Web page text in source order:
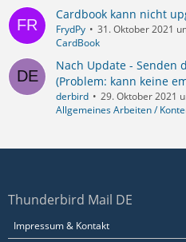
Cardbook kann nicht
FrydPy
31. Oktober 2021
CardBook
Nach Update - Senden
(Problem: kann keine
derbird
29. Oktober 2021
Allgemeines Arbeiten /
Thunderbird Mail DE
Impressum & Kontakt